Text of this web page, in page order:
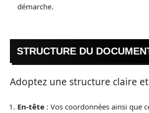
démarche.
STRUCTURE DU
Adoptez une structure claire
En-tête : Vos coordonnées ainsi que